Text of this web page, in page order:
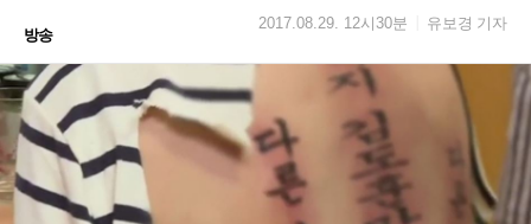
방송
2017.08.29. 12시30분 유보경 기자